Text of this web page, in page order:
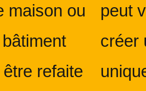
maison ou
bâtiment
refaite
peut
créer